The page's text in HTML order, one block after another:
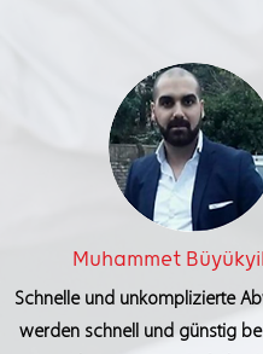
Muhammet
Schnelle und unkomplizierte
werden schnell und günstig